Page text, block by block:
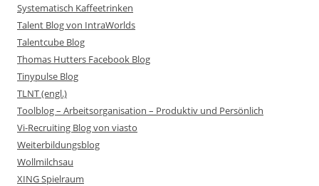
Systematisch Kaffeetrinken
Talent Blog von IntraWorlds
Talentcube Blog
Thomas Hutters Facebook Blog
Tinypulse Blog
TLNT (engl.)
Toolblog – Arbeitsorganisation – Produktiv und Persönlich
Vi-Recruiting Blog von viasto
Weiterbildungsblog
Wollmilchsau
XING Spielraum